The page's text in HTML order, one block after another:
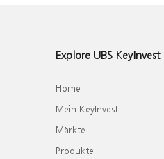
Explore UBS KeyInvest
Home
Mein KeyInvest
Märkte
Produkte